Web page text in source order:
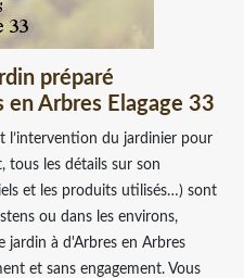
préparé
Arbres Elagage 33
l’intervention du jardinier pour
tous les détails sur son
et les produits utilisés…) sont
ou dans les environs,
jardin à d'Arbres en Arbres
et sans engagement. Vous